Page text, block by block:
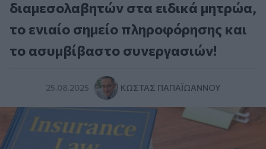
διαμεσολαβητών στα ειδικά μητρώα,
το ενιαίο σημείο πληροφόρησης και
το ασυμβίβαστο συνεργασιών!
25.08.2025 ΚΏΣΤΑΣ ΠΑΠΑΪΩΆΝΝΟΥ